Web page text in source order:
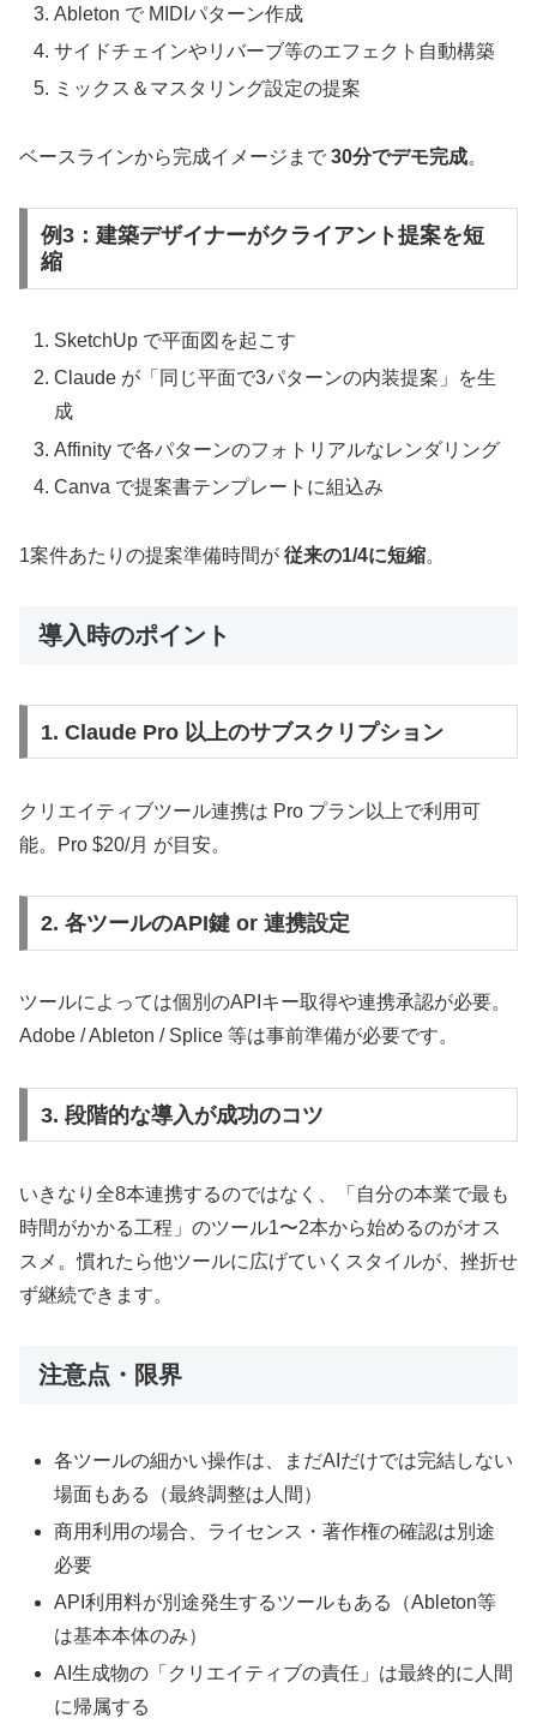
Ableton で MIDIパターン作成
サイドチェインやリバーブ等のエフェクト自動構築
ミックス＆マスタリング設定の提案
ベースラインから完成イメージまで 30分でデモ完成。
例3：建築デザイナーがクライアント提案を短
縮
SketchUp で平面図を起こす
Claude が「同じ平面で3パターンの内装提案」を生
成
Affinity で各パターンのフォトリアルなレンダリング
Canva で提案書テンプレートに組込み
1案件あたりの提案準備時間が 従来の1/4に短縮。
導入時のポイント
1. Claude Pro 以上のサブスクリプション
クリエイティブツール連携は Pro プラン以上で利用可
能。Pro $20/月 が目安。
2. 各ツールのAPI鍵 or 連携設定
ツールによっては個別のAPIキー取得や連携承認が必要。
Adobe / Ableton / Splice 等は事前準備が必要です。
3. 段階的な導入が成功のコツ
いきなり全8本連携するのではなく、「自分の本業で最も
時間がかかる工程」のツール1〜2本から始めるのがオス
スメ。慣れたら他ツールに広げていくスタイルが、挫折せ
ず継続できます。
注意点・限界
各ツールの細かい操作は、まだAIだけでは完結しない
場面もある（最終調整は人間）
商用利用の場合、ライセンス・著作権の確認は別途
必要
API利用料が別途発生するツールもある（Ableton等
は基本本体のみ）
AI生成物の「クリエイティブの責任」は最終的に人間
に帰属する